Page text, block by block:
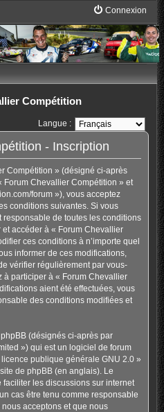
Connexion
Compétition
Langue :
- Inscription
Compétition » (désigné ci-après
Forum Chevallier Compétition » et
forum »), vous acceptez
conditions suivantes. Si vous
responsable de toutes les conditions
accéder à « Forum Chevallier
ces conditions à n’importe quel
informer de ces modifications,
vérifier régulièrement par vous-
à participer à « Forum Chevallier
aient été effectuées, vous
des conditions modifiées et
(désignés ci-après par
») qui est un logiciel de forum
licence publique générale GNU 2.0»
de phpBB(en anglais). Le
les discussions sur internet
cas être tenu comme responsable
acceptons et que nous